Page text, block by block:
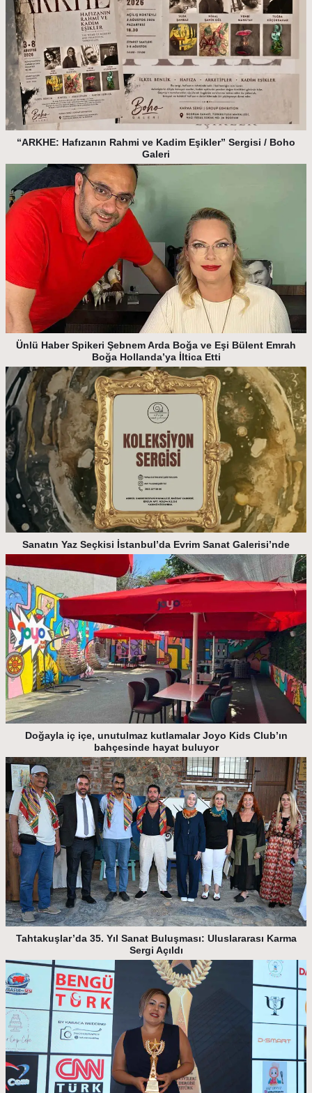
“ARKHE: Hafızanın Rahmi ve Kadim Eşikler” Sergisi / Boho
Galeri
Ünlü Haber Spikeri Şebnem Arda Boğa ve Eşi Bülent Emrah
Boğa Hollanda’ya İltica Etti
Sanatın Yaz Seçkisi İstanbul’da Evrim Sanat Galerisi’nde
Doğayla iç içe, unutulmaz kutlamalar Joyo Kids Club’ın
bahçesinde hayat buluyor
Tahtakuşlar’da 35. Yıl Sanat Buluşması: Uluslararası Karma
Sergi Açıldı